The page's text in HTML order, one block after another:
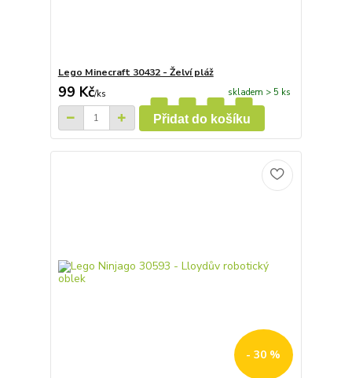
Lego Minecraft 30432 - Želví pláž
99 Kč/ks skladem > 5 ks
Přidat do košíku
- 30 %